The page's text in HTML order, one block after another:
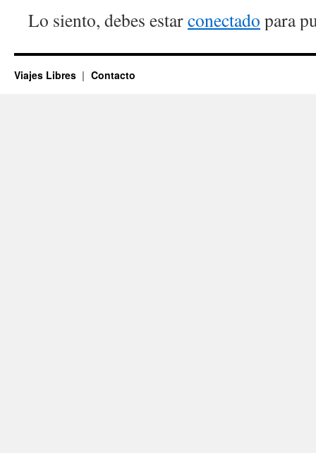
Lo siento, debes estarconectado para
Viajes Libres Contacto